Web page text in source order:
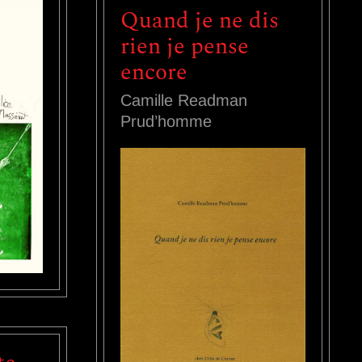
Quand je ne dis
rien je pense
encore
Camille Readman
Prud’homme